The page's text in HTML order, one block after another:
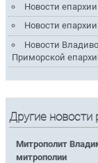
Новости
Новости
Новости
Приморской
Другие новости
Митрополит
митрополии